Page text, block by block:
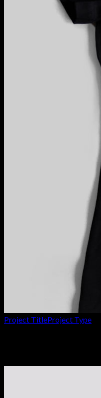
Project TitleProject Type